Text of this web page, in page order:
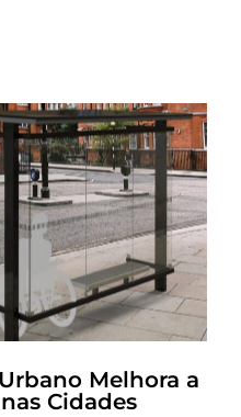
Melhora a
Cidades